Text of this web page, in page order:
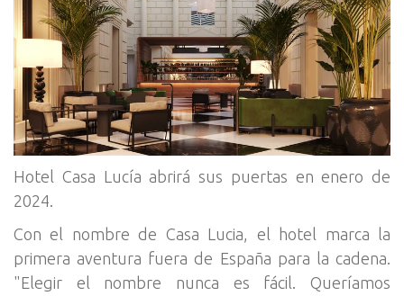
Hotel Casa Lucía abrirá sus puertas en enero de
2024.
Con el nombre de Casa Lucia, el hotel marca la
primera aventura fuera de España para la cadena.
"Elegir el nombre nunca es fácil. Queríamos